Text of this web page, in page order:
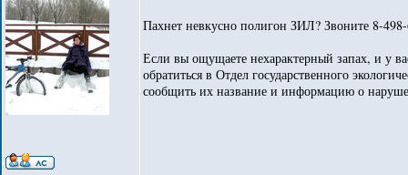
Пахнет невкусно полигон ЗИЛ? Звоните 8-
Если вы ощущаете нехарактерный запах, и у
обратиться в Отдел государственного
сообщить их название и информацию о